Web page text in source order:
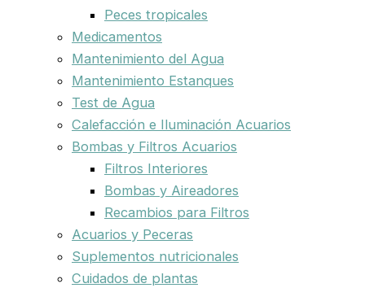
Peces tropicales
Medicamentos
Mantenimiento del Agua
Mantenimiento Estanques
Test de Agua
Calefacción e Iluminación Acuarios
Bombas y Filtros Acuarios
Filtros Interiores
Bombas y Aireadores
Recambios para Filtros
Acuarios y Peceras
Suplementos nutricionales
Cuidados de plantas